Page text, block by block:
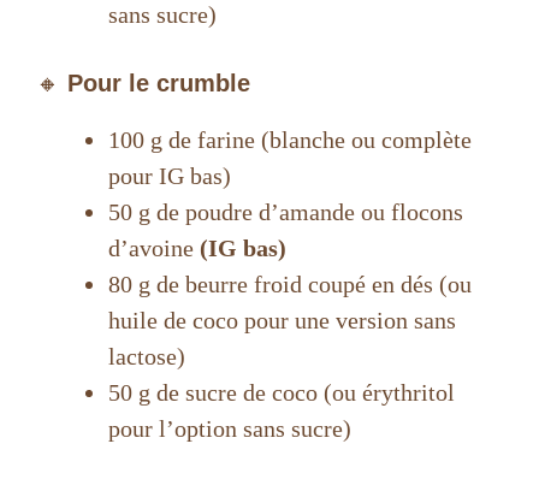
sans sucre)
🔸 Pour le crumble
100 g de farine (blanche ou complète
pour IG bas)
50 g de poudre d’amande ou flocons
d’avoine (IG bas)
80 g de beurre froid coupé en dés (ou
huile de coco pour une version sans
lactose)
50 g de sucre de coco (ou érythritol
pour l’option sans sucre)